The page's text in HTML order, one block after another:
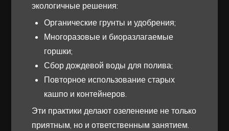
экологичные решения:
Органические грунты и удобрения;
Многоразовые и биоразлагаемые
горшки;
Сбор дождевой воды для полива;
Повторное использование старых
кашпо и контейнеров.
Эти практики делают озеленение не только
приятным, но и ответственным занятием.